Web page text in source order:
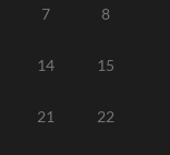
7 8
14 15
21 22